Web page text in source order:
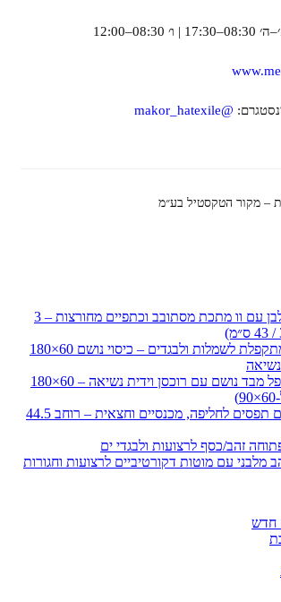
@makor_hatexile
– מקור הטקסטיל בע״מ
קולב פלסטיק לבן עם וו מתכת מסתובב וכתפיים מחורצות – 3
שקית אל-בד מתקפלת לשמלות ולבגדים – כיסוי נושם 60×180
כיסוי בגד מתקפל מבד נושם עם רוכסן וידית נשיאה – 60×180
קולב עץ לבן עם תפסים לחליפה, מכנסיים וחצאית – רוחב 44.5
זהב/כסף לרצועות ולבגדי ים
מלבני עם מוטות דקורטיביים לרצועות וחגורות
חדש